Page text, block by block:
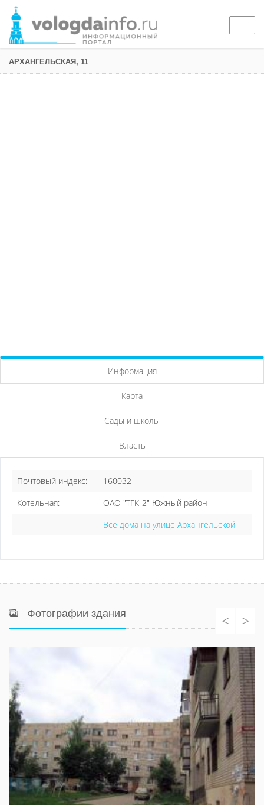
АРХАНГЕЛЬСКАЯ, 11
Информация
Карта
Сады и школы
Власть
Почтовый индекс:
160032
Котельная:
ОАО "ТГК-2" Южный район
Все дома на улице Архангельской
Фотографии здания < >